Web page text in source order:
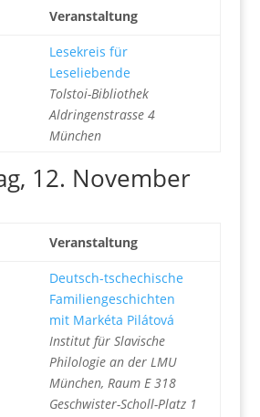
Veranstaltung
Lesekreis für
Leseliebende
Tolstoi-Bibliothek
Aldringenstrasse 4
München
12. November
Veranstaltung
Deutsch-tschechische
Familiengeschichten
mit Markéta Pilátová
Institut für Slavische
Philologie an der LMU
München, Raum E 318
Geschwister-Scholl-Platz 1